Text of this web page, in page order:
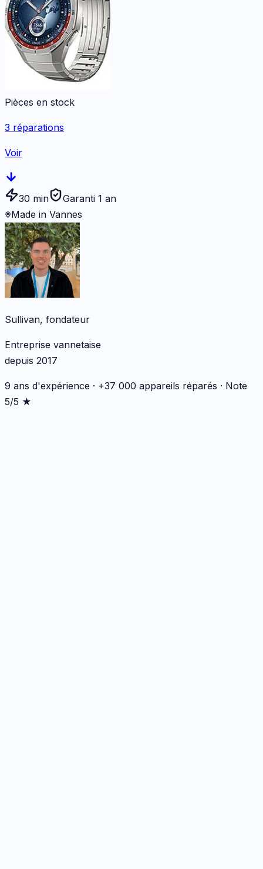
Pièces en stock
3 réparations
Voir
30 min
Garanti 1 an
Made in Vannes
Sullivan, fondateur
Entreprise vannetaise
depuis 2017
9 ans d'expérience · +37 000 appareils réparés · Note
5/5 ★